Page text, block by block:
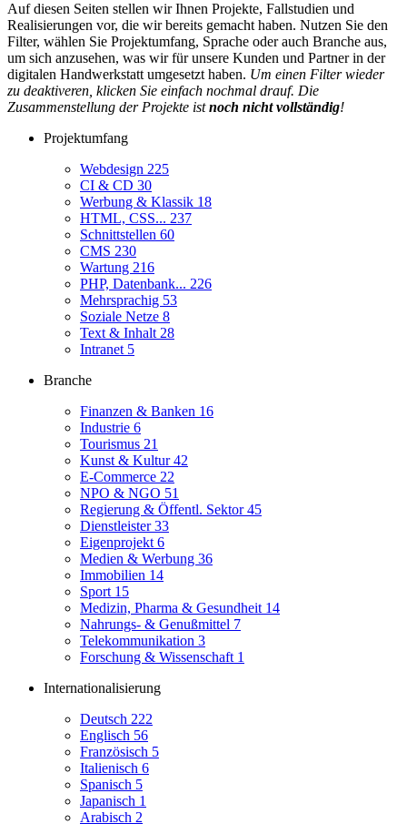
Auf diesen Seiten stellen wir Ihnen Projekte, Fallstudien und
Realisierungen vor, die wir bereits gemacht haben. Nutzen Sie den
Filter, wählen Sie Projektumfang, Sprache oder auch Branche aus,
um sich anzusehen, was wir für unsere Kunden und Partner in der
digitalen Handwerkstatt umgesetzt haben. Um einen Filter wieder
zu deaktiveren, klicken Sie einfach nochmal drauf. Die
Zusammenstellung der Projekte istnoch nicht vollständig!
Projektumfang
Webdesign 225
CI & CD 30
Werbung & Klassik 18
HTML, CSS... 237
Schnittstellen 60
CMS 230
Wartung 216
PHP, Datenbank... 226
Mehrsprachig 53
Soziale Netze 8
Text & Inhalt 28
Intranet 5
Branche
Finanzen & Banken 16
Industrie 6
Tourismus 21
Kunst & Kultur42
E-Commerce 22
NPO & NGO 51
Regierung & Öffentl. Sektor45
Dienstleister33
Eigenprojekt 6
Medien & Werbung 36
Immobilien 14
Sport 15
Medizin, Pharma & Gesundheit 14
Nahrungs- & Genußmittel 7
Telekommunikation 3
Forschung & Wissenschaft 1
Internationalisierung
Deutsch 222
Englisch 56
Französisch 5
Italienisch 6
Spanisch 5
Japanisch 1
Arabisch 2